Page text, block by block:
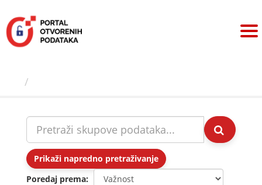
sadržaj
Prikaži napredno pretraživanje
Poredaj prema